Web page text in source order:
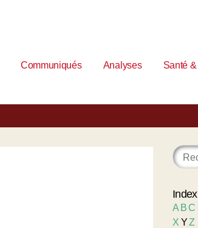
Communiqués Analyses Santé
A BC
X YZ